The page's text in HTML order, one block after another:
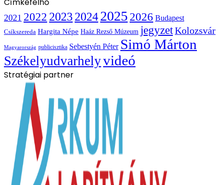
Címkefelhő
2021 2022 2023 20242025 2026 Budapest
Csíkszereda Hargita Népe Haáz Rezső Múzeum jegyzetKolozsvár
Magyarország publicisztika Sebestyén Péter Simó Márton
Székelyudvarhelyvideó
Stratégiai partner